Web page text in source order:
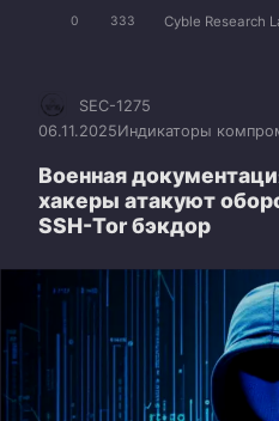
0 333 Cyble Research
SEC-1275
06.11.2025Индикаторы
Военная
хакеры атакуют
SSH-Tor бэкдор